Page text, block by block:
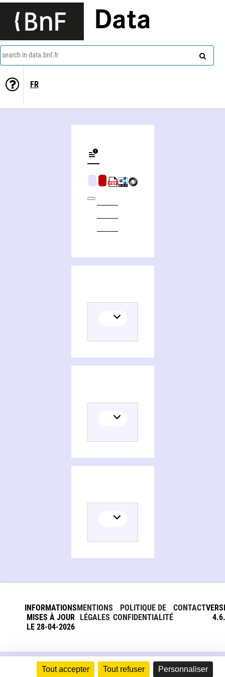
Tout accepter Tout refuser Personnaliser
Data
search in data.bnf.fr
FR
INFORMATIONS
MISES À JOUR
LE 28-04-2026
MENTIONS
LÉGALES
POLITIQUE DE
CONFIDENTIALITÉ
CONTACT